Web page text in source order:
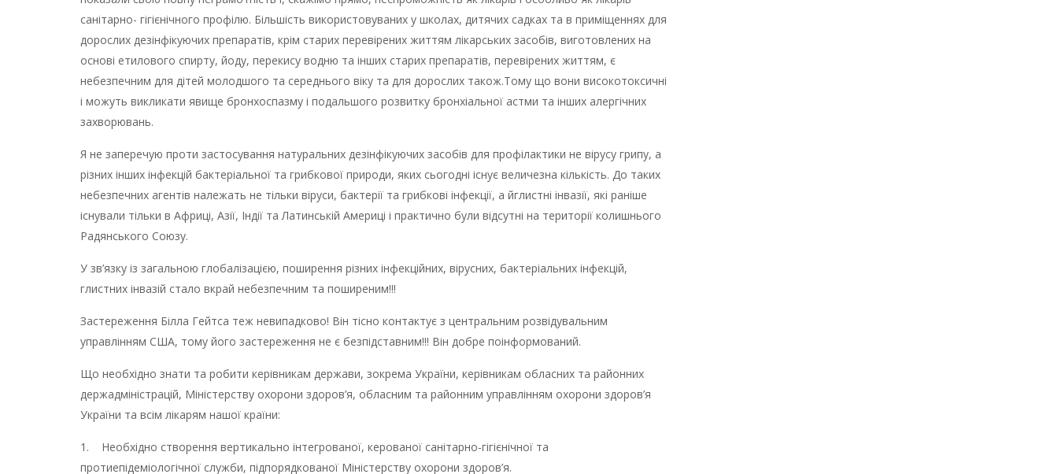
санітарно- гігієнічного профілю. Більшість використовуваних у школах, дитячих садках та в приміщеннях для
дорослих дезінфікуючих препаратів, крім старих перевірених життям лікарських засобів, виготовлених на
основі етилового спирту, йоду, перекису водню та інших старих препаратів, перевірених життям, є
небезпечним для дітей молодшого та середнього віку та для дорослих також.Тому що вони високотоксичні
і можуть викликати явище бронхоспазму і подальшого розвитку бронхіальної астми та інших алергічних
захворювань.
Я не заперечую проти застосування натуральних дезінфікуючих засобів для профілактики не вірусу грипу, а
різних інших інфекцій бактеріальної та грибкової природи, яких сьогодні існує величезна кількість. До таких
небезпечних агентів належать не тільки віруси, бактерії та грибкові інфекції, а йглистні інвазії, які раніше
існували тільки в Африці, Азії, Індії та Латинській Америці і практично були відсутні на території колишнього
Радянського Союзу.
У зв’язку із загальною глобалізацією, поширення різних інфекційних, вірусних, бактеріальних інфекцій,
глистних інвазій стало вкрай небезпечним та поширеним!!!
Застереження Білла Гейтса теж невипадково! Він тісно контактує з центральним розвідувальним
управлінням США, тому його застереження не є безпідставним!!! Він добре поінформований.
Що необхідно знати та робити керівникам держави, зокрема України, керівникам обласних та районних
держадміністрацій, Міністерству охорони здоров’я, обласним та районним управлінням охорони здоров’я
України та всім лікарям нашої країни:
1. Необхідно створення вертикально інтегрованої, керованої санітарно-гігієнічної та
протиепідеміологічної служби, підпорядкованої Міністерству охорони здоров’я.